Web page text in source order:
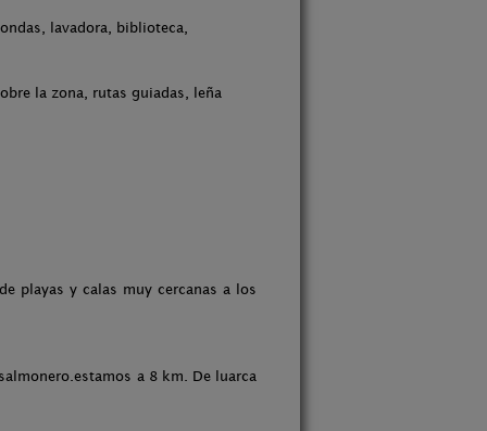
lavadora, biblioteca,
la zona, rutas guiadas, leña
playas y calas muy cercanas a los
a 8 km. De luarca